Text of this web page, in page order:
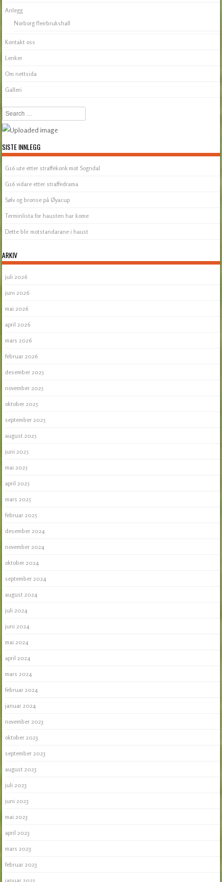
Anlegg
Norborg fleirbrukshall
Kontakt oss
Lenker
Om nettsida
Galleri
Search
SISTE INNLEGG
G16 ute etter straffekonk mot Sogndal
G16 vidare etter straffedrama
Sølv og bronse på Øyacup
Terminlista for hausten har kome
Dette blir motstandarane i haust
ARKIV
juli 2026
juni 2026
mai 2026
april 2026
mars 2026
februar 2026
desember 2025
november 2025
oktober 2025
september 2025
august 2025
juni 2025
mai 2025
april 2025
mars 2025
februar 2025
desember 2024
november 2024
oktober 2024
september 2024
august 2024
juli 2024
juni 2024
mai 2024
april 2024
mars 2024
februar 2024
januar 2024
november 2023
oktober 2023
september 2023
august 2023
juli 2023
juni 2023
mai 2023
april 2023
mars 2023
februar 2023
januar 2023